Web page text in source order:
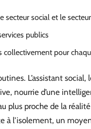
social et le
publics
collectivement pour
L’assistant social,
nourrie d’une
plus proche de la
l’isolement, un